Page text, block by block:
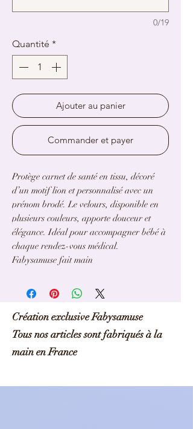
0/19
Quantité *
Ajouter au panier
Commander et payer
Protège carnet de santé en tissu, décoré
d’un motif lion et personnalisé avec un
prénom brodé. Le velours, disponible en
plusieurs couleurs, apporte douceur et
élégance. Idéal pour accompagner bébé à
chaque rendez-vous médical.
Fabysamuse fait main
Création exclusive Fabysamuse
Tous nos articles sont fabriqués à la
main en France